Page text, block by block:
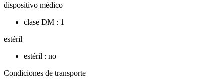
dispositivo médico
clase DM : 1
estéril
estéril : no
Condiciones de transporte